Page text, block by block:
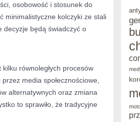
STALI
WIEKU
ŚWIADCZY
osobowość i stosunek do
minimalistyczne kolczyki ze stali
decyzje będą świadczyć o
równoległych procesów
media społecznościowe,
alternatywnych oraz zmiana
to sprawiło, że tradycyjne